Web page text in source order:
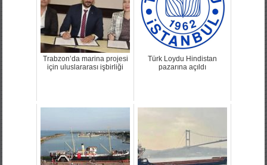
Trabzon’da marina projesi
için uluslararası işbirliği
Türk Loydu Hindistan
pazarına açıldı